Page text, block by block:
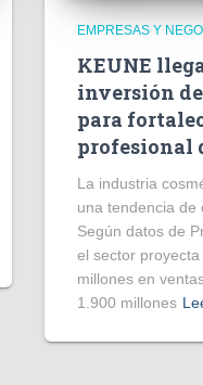
EMPRESAS Y
KEUNE
inversión
para
profesional
La industria
una tendencia de
Según datos de
el sector
millones en
1.900 millones